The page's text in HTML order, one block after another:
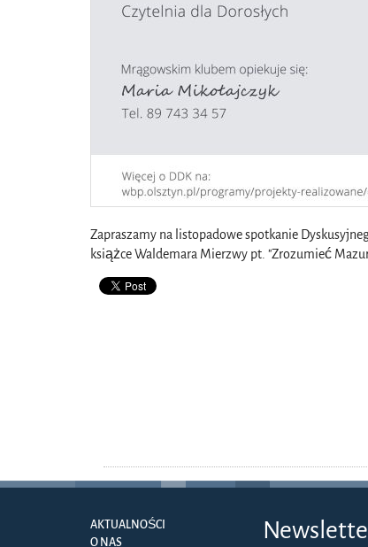
Zapraszamy na listopadowe spotkanie
książce Waldemara Mierzwy pt. "Zrozumieć
AKTUALNOŚCI
O NAS